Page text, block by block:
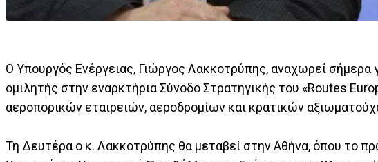
Ο Υπουργός Ενέργειας, Γιώργος Λακκοτρύπης, αναχωρεί σήμερα
ομιλητής στην εναρκτήρια Σύνοδο Στρατηγικής του «Routes
αεροπορικών εταιρειών, αεροδρομίων και κρατικών
Τη Δευτέρα ο κ. Λακκοτρύπης θα μεταβεί στην Αθήνα, όπου το